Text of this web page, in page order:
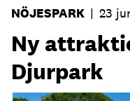
NÖJESPARK | 23
Ny
Djurpark